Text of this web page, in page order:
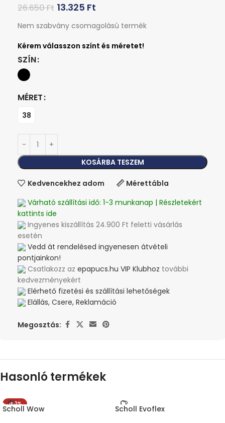
26.650Ft 13.325 Ft
Nem szabvány csomagolású termék
SZÍN
MÉRET
38
KOSÁRBA TESZEM
Kedvencekhez adom
Mérettábla
Várható szállítási idő: 1-3 munkanap | Részletekért
kattints ide
Ingyenes kiszállítás 24.900 Ft feletti vásárlás
esetén
Vedd át rendelésed ingyenesen átvételi
pontjainkon!
Csatlakozz az epapucs.hu VIP Klubhoz további
kedvezményekért
Elérhető fizetési és szállítási lehetőségek
Elállás, Csere, Reklamáció
Megosztás:
Hasonló termékek
-60%
Scholl Wow
Scholl Evoflex